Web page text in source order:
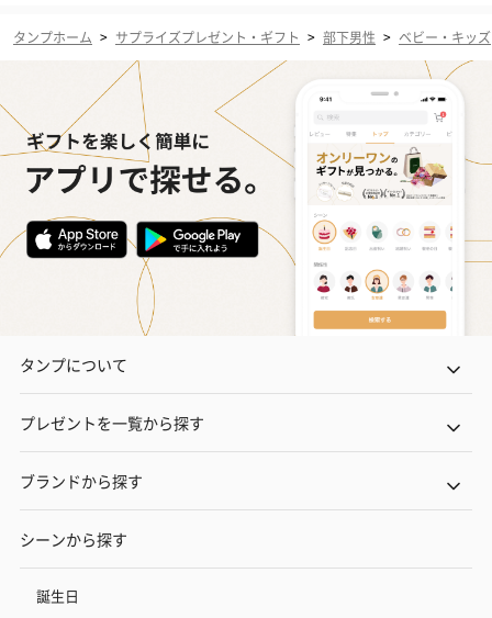
タンプホーム > サプライズプレゼント・ギフト > 部下男性 > ベビー・キッズ
タンプについて
プレゼントを一覧から探す
ブランドから探す
シーンから探す
誕生日